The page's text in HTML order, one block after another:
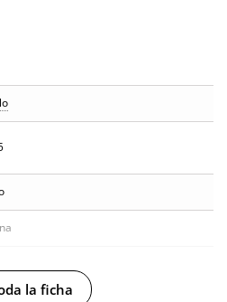
la ficha